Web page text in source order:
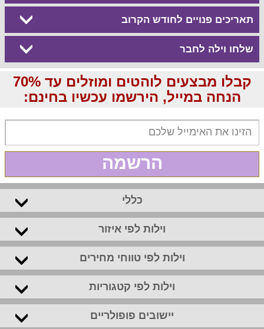
תאריכים פנויים לחודש הקרוב
שלחו וילה לחבר
קבלו מבצעים לוהטים ומוזלים עד 70%
הנחה במייל, הירשמו עכשיו בחינם:
הרשמה
כללי
וילות לפי איזור
וילות לפי טווחי מחירים
וילות לפי קטגוריות
יישובים פופולריים